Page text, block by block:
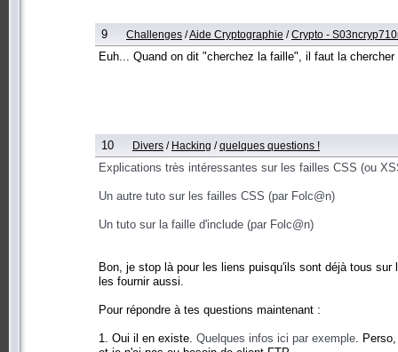
9 Challenges /Aide Cryptographie /Crypto -
Euh... Quand on dit "cherchez la faille", il faut la
10 Divers / Hacking /quelques questions !
Explications très intéressantes sur les failles CSS (ou
Un autre tuto sur les failles CSS (par Folc@n)
Un tuto sur la faille d'include (par Folc@n)
Bon, je stop là pour les liens puisqu'ils sont déjà tous
les fournir aussi.
Pour répondre à tes questions maintenant :
1. Oui il en existe. Quelques infos ici par exemple .